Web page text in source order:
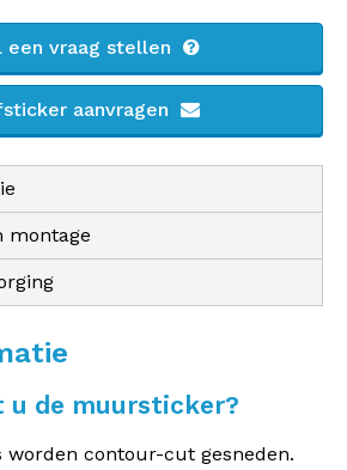
een vraag stellen
aanvragen
montage
u de muursticker?
contour-cut gesneden.